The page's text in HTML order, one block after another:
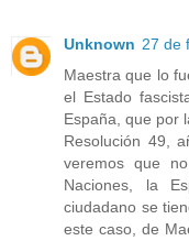
Unknown 27 de
Maestra que lo
el Estado
España, que por
Resolución 49,
veremos que
Naciones, la
ciudadano se
este caso, de